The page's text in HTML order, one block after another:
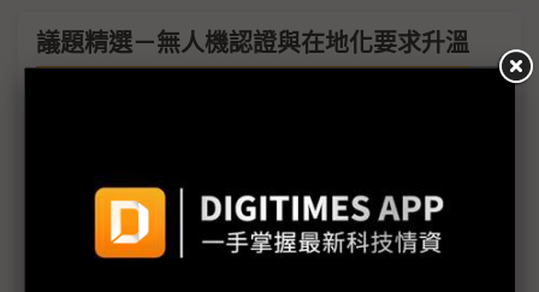
議題精選－無人機認證與在地化要求升溫
台灣無人機推進Blue UAS認證 加速整機與零組件廠
搶進美國市場
商購案與海外布局助攻 銘旺無人機營收佔比2026年